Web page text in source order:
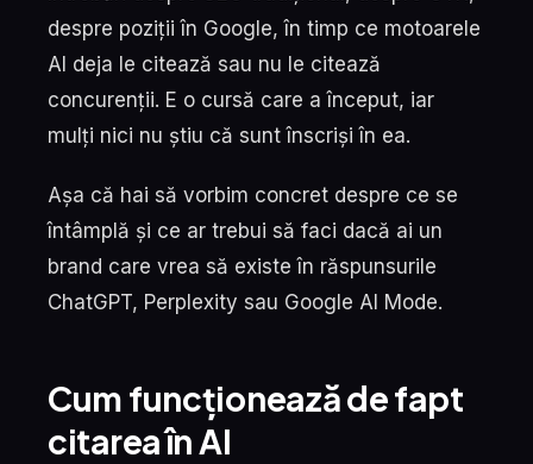
despre poziții în Google, în timp ce motoarele
AI deja le citează sau nu le citează
concurenții. E o cursă care a început, iar
mulți nici nu știu că sunt înscriși în ea.
Așa că hai să vorbim concret despre ce se
întâmplă și ce ar trebui să faci dacă ai un
brand care vrea să existe în răspunsurile
ChatGPT, Perplexity sau Google AI Mode.
Cum funcționează de fapt
citarea în AI